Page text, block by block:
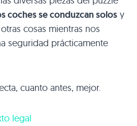
coches se conduzcan solos y
cosas mientras nos
seguridad prácticamente
cuanto antes, mejor.
legal